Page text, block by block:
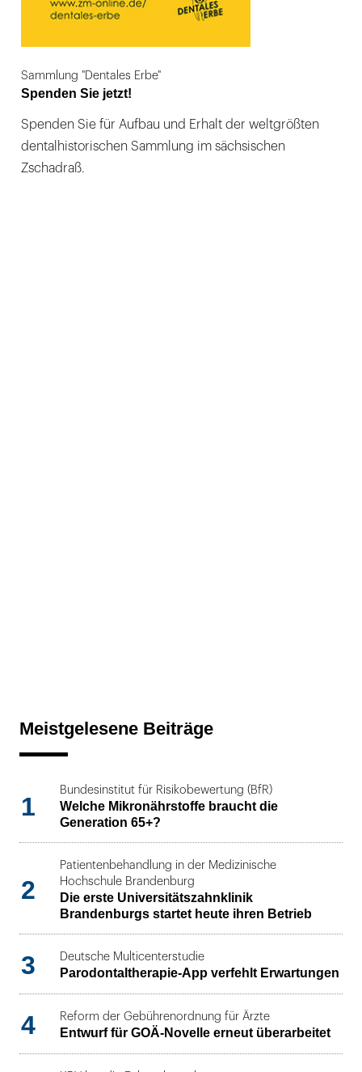
Sammlung "Dentales Erbe"
Spenden Sie jetzt!
Spenden Sie für Aufbau und Erhalt der weltgrößten
dentalhistorischen Sammlung im sächsischen
Zschadraß.
Meistgelesene Beiträge
1
Bundesinstitut für Risikobewertung (BfR)
Welche Mikronährstoffe braucht die
Generation 65+?
2
Patientenbehandlung in der Medizinische
Hochschule Brandenburg
Die erste Universitätszahnklinik
Brandenburgs startet heute ihren Betrieb
3 Deutsche Multicenterstudie
Parodontaltherapie-App verfehlt Erwartungen
4 Reform der Gebührenordnung für Ärzte
Entwurf für GOÄ-Novelle erneut überarbeitet